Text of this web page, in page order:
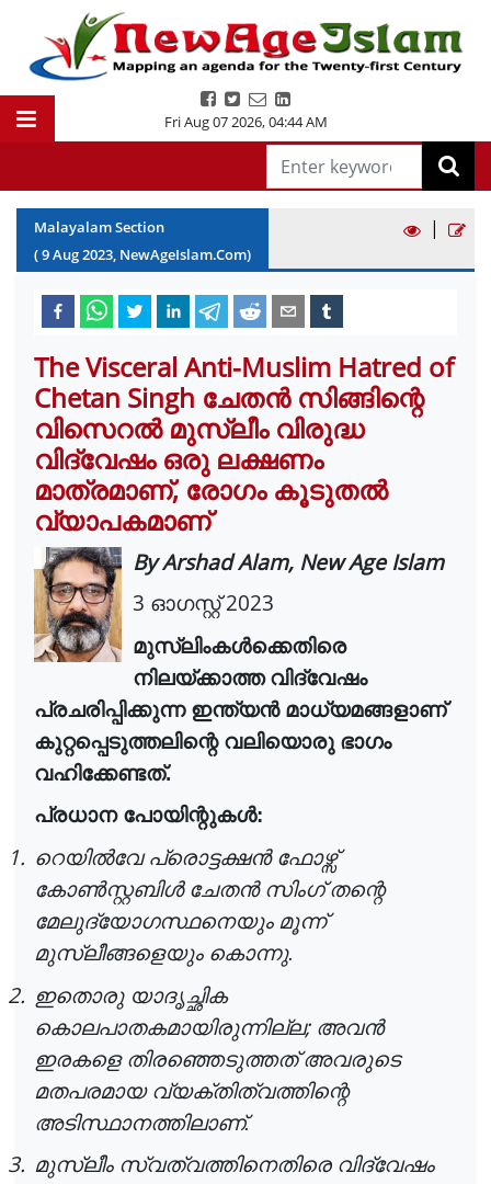
Fri Aug 07 2026,04:44 AM
Malayalam Section
(9Aug2023, NewAgeIslam.Com)
|
The Visceral Anti-Muslim Hatred of
Chetan Singh ചേതൻ സിങ്ങിന്റെ
വിസെറൽ മുസ്ലീം വിരുദ്ധ
വിദ്വേഷം ഒരു ലക്ഷണം
മാത്രമാണ്, രോഗം കൂടുതൽ
വ്യാപകമാണ്
By Arshad Alam, New Age Islam
3 ഓഗസ്റ്റ്2023
മുസ്‌ലിംകൾക്കെതിരെ
നിലയ്ക്കാത്ത വിദ്വേഷം
പ്രചരിപ്പിക്കുന്ന ഇന്ത്യൻമാധ്യമങ്ങളാണ്
കുറ്റപ്പെടുത്തലിന്റെ വലിയൊരു ഭാഗം
വഹിക്കേണ്ടത്.
പ്രധാന പോയിന്റുകൾ:
1. റെയിൽവേപ്രൊട്ടക്ഷൻഫോഴ്സ്
കോൺസ്റ്റബിൾചേതൻസിംഗ് തന്റെ
മേലുദ്യോഗസ്ഥനെയും മൂന്ന്
മുസ്ലീങ്ങളെയും കൊന്നു.
2. ഇതൊരു യാദൃച്ഛിക
കൊലപാതകമായിരുന്നില്ല; അവൻ
ഇരകളെ തിരഞ്ഞെടുത്തത് അവരുടെ
മതപരമായ വ്യക്തിത്വത്തിന്റെ
അടിസ്ഥാനത്തിലാണ്.
3. മുസ്ലീം സ്വത്വത്തിനെതിരെ വിദ്വേഷം